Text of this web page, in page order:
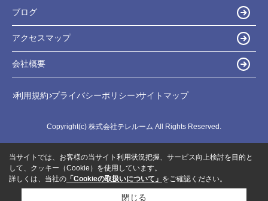
ブログ
アクセスマップ
会社概要
利用規約 プライバシーポリシー サイトマップ
Copyright(c) 株式会社テレルーム All Rights Reserved.
当サイトでは、お客様の当サイト利用状況把握、サービス向上検討を目的と
して、クッキー（Cookie）を使用しています。
詳しくは、当社の 「Cookieの取扱いについて」 をご確認ください。
閉じる